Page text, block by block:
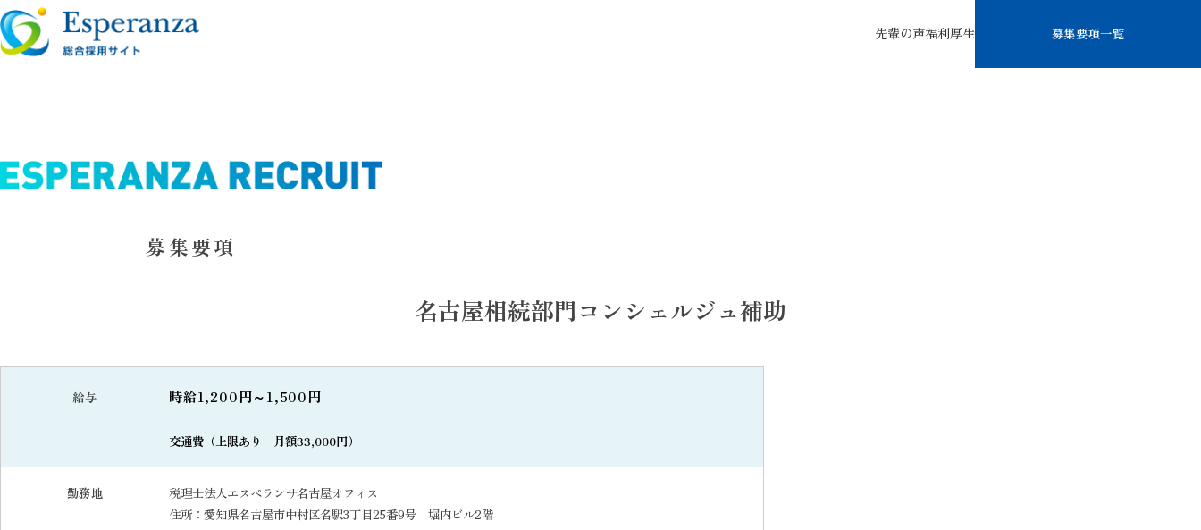
先輩の声福利厚生 募集要項一覧
募集要項
名古屋相続部門コンシェルジュ補助
給与 時給1,200円～1,500円
交通費（上限あり 月額33,000円）
勤務地
税理士法人エスペランサ名古屋オフィス
住所：愛知県名古屋市中村区名駅3丁目25番9号 堀内ビル2階